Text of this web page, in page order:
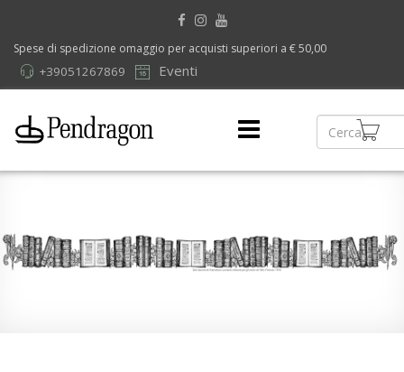
Spese di spedizione omaggio per acquisti superiori a € 50,00
Eventi
+39051267869